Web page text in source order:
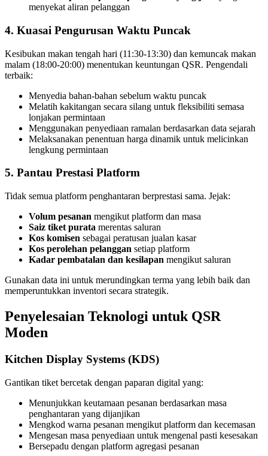
menyekat aliran pelanggan
4. Kuasai Pengurusan Waktu Puncak
Kesibukan makan tengah hari (11:30-13:30) dan kemuncak makan
malam (18:00-20:00) menentukan keuntungan QSR. Pengendali
terbaik:
Menyedia bahan-bahan sebelum waktu puncak
Melatih kakitangan secara silang untuk fleksibiliti semasa
lonjakan permintaan
Menggunakan penyediaan ramalan berdasarkan data sejarah
Melaksanakan penentuan harga dinamik untuk melicinkan
lengkung permintaan
5. Pantau Prestasi Platform
Tidak semua platform penghantaran berprestasi sama. Jejak:
Volum pesanan mengikut platform dan masa
Saiz tiket purata merentas saluran
Kos komisen sebagai peratusan jualan kasar
Kos perolehan pelanggan setiap platform
Kadar pembatalan dan kesilapan mengikut saluran
Gunakan data ini untuk merundingkan terma yang lebih baik dan
memperuntukkan inventori secara strategik.
Penyelesaian Teknologi untuk QSR
Moden
Kitchen Display Systems (KDS)
Gantikan tiket bercetak dengan paparan digital yang:
Menunjukkan keutamaan pesanan berdasarkan masa
penghantaran yang dijanjikan
Mengkod warna pesanan mengikut platform dan kecemasan
Mengesan masa penyediaan untuk mengenal pasti kesesakan
Bersepadu dengan platform agregasi pesanan